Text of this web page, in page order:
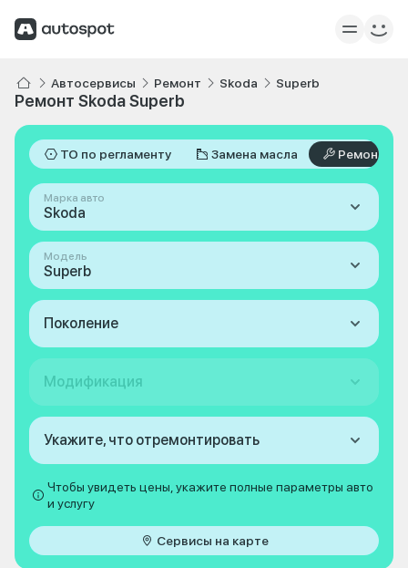
Автосервисы Ремонт Skoda Superb
Ремонт Skoda Superb
ТО по регламенту Замена масла Ремонт
Марка авто
Skoda
Модель
Superb
Поколение
Модификация
Укажите, что отремонтировать
Чтобы увидеть цены, укажите полные параметры авто
и услугу
Сервисы на карте